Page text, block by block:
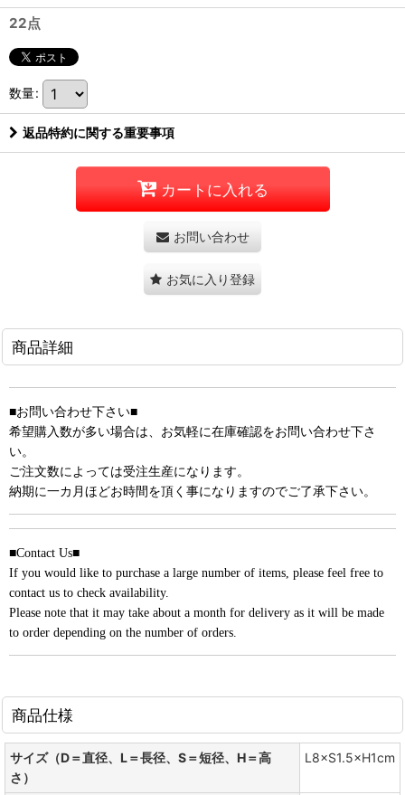
22点
数量:
返品特約に関する重要事項
カートに入れる
お問い合わせ
お気に入り登録
商品詳細
■お問い合わせ下さい■
希望購入数が多い場合は、お気軽に在庫確認をお問い合わせ下さ
い。
ご注文数によっては受注生産になります。
納期に一カ月ほどお時間を頂く事になりますのでご了承下さい。
■Contact Us■
If you would like to purchase a large number of items, please feel free to
contact us to check availability.
Please note that it may take about a month for delivery as it will be made
to order depending on the number of orders.
商品仕様
サイズ（D＝直径、L＝長径、S＝短径、H＝高
さ）
L8×S1.5×H1cm